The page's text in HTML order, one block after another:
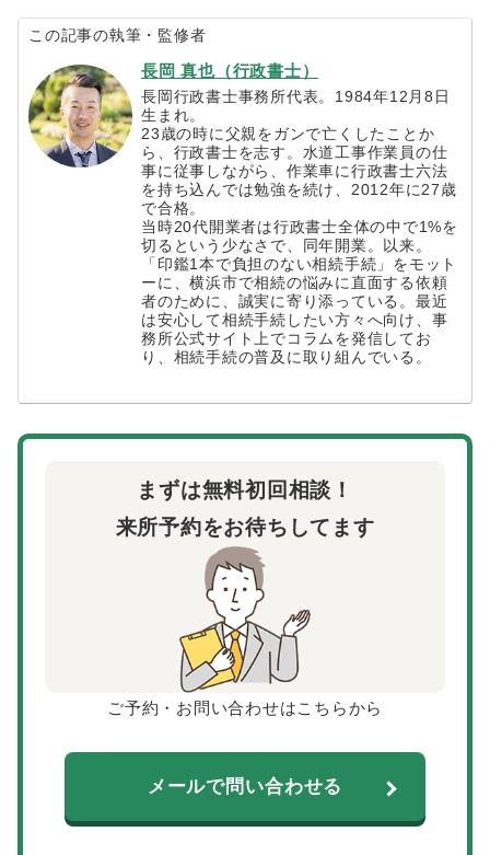
この記事の執筆・監修者
長岡 真也（行政書士）
長岡行政書士事務所代表。1984年12月8日
生まれ。
23歳の時に父親をガンで亡くしたことか
ら、行政書士を志す。水道工事作業員の仕
事に従事しながら、作業車に行政書士六法
を持ち込んでは勉強を続け、2012年に27歳
で合格。
当時20代開業者は行政書士全体の中で1%を
切るという少なさで、同年開業。以来。
「印鑑1本で負担のない相続手続」をモット
ーに、横浜市で相続の悩みに直面する依頼
者のために、誠実に寄り添っている。最近
は安心して相続手続したい方々へ向け、事
務所公式サイト上でコラムを発信してお
り、相続手続の普及に取り組んでいる。
まずは無料初回相談！
来所予約をお待ちしてます
ご予約・お問い合わせはこちらから
メールで問い合わせる